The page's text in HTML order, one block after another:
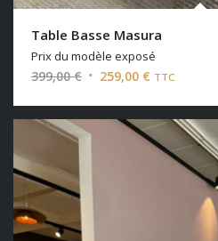
Table Basse Masura
Prix du modèle exposé
399,00€ Le
initial
était :
259,00 € Le
actuel
est :
259,00 €.
TTC